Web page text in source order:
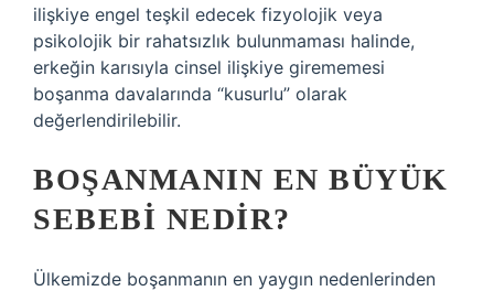
ilişkiye engel teşkil edecek fizyolojik veya
psikolojik bir rahatsızlık bulunmaması halinde,
erkeğin karısıyla cinsel ilişkiye girememesi
boşanma davalarında “kusurlu” olarak
değerlendirilebilir.
BOŞANMANIN EN BÜYÜK
SEBEBI NEDIR?
Ülkemizde boşanmanın en yaygın nedenlerinden